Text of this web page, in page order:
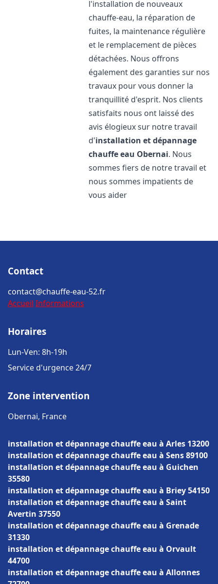
l'installation de nouveaux
chauffe-eau, la réparation de
fuites, la maintenance régulière
et le remplacement de pièces
détachées. Nous offrons
également des garanties sur nos
travaux pour vous donner la
tranquillité d'esprit. Nos clients
satisfaits nous ont laissé des
avis élogieux sur notre travail
d'installation et dépannage
chauffe eau Obernai. Nous
sommes fiers de notre travail et
nous sommes impatients de
vous aider
Contact
contact@chauffe-eau-52.fr
Accueil Informations
Horaires
Lun-Ven: 8h-19h
Service d'urgence 24/7
Zone intervention
Obernai, France
installation et dépannage chauffe eau à Arles 13200
installation et dépannage chauffe eau à Sens 89100
installation et dépannage chauffe eau à Guichen
35580
installation et dépannage chauffe eau à Briey 54150
installation et dépannage chauffe eau à Saint
Avertin 37550
installation et dépannage chauffe eau à Grenade
31330
installation et dépannage chauffe eau à Orvault
44700
installation et dépannage chauffe eau à Allonnes